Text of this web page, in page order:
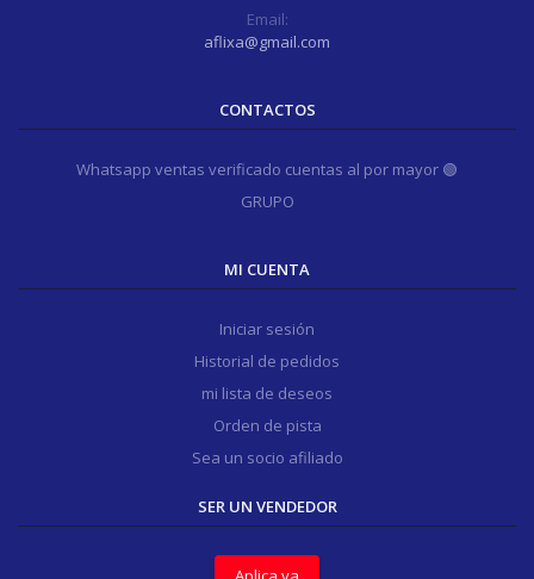
Email:
aflixa@gmail.com
CONTACTOS
Whatsapp ventas verificado cuentas al por mayor 🟢
GRUPO
MI CUENTA
Iniciar sesión
Historial de pedidos
mi lista de deseos
Orden de pista
Sea un socio afiliado
SER UN VENDEDOR